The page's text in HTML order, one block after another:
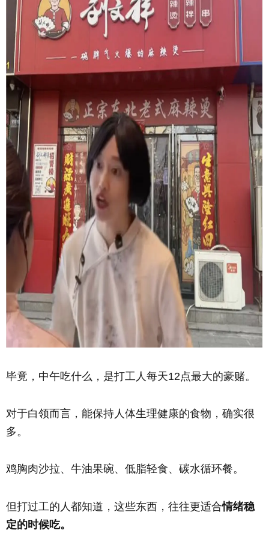
毕竟，中午吃什么，是打工人每天12点最大的豪赌。
对于白领而言，能保持人体生理健康的食物，确实很
多。
鸡胸肉沙拉、牛油果碗、低脂轻食、碳水循环餐。
但打过工的人都知道，这些东西，往往更适合情绪稳
定的时候吃。